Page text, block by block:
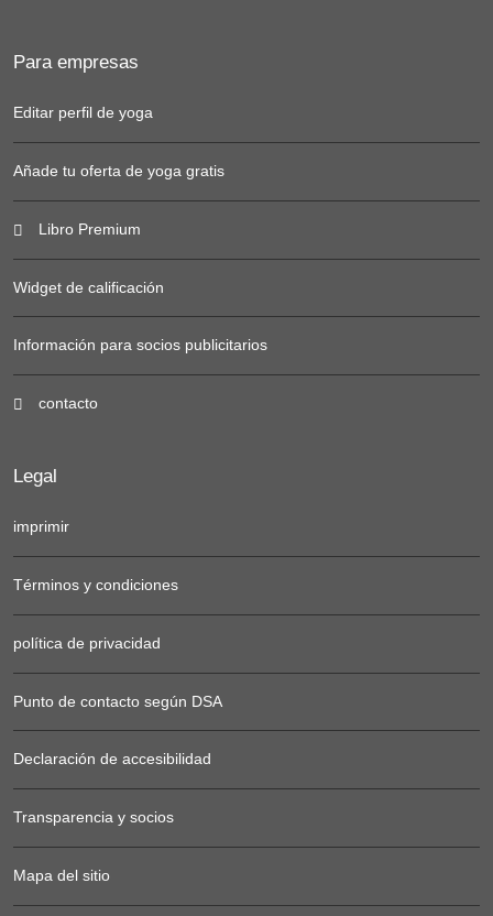
Para empresas
Editar perfil de yoga
Añade tu oferta de yoga gratis
Libro Premium
Widget de calificación
Información para socios publicitarios
contacto
Legal
imprimir
Términos y condiciones
política de privacidad
Punto de contacto según DSA
Declaración de accesibilidad
Transparencia y socios
Mapa del sitio